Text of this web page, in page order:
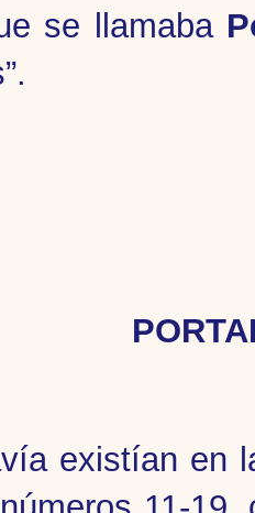
se llamaba
existían en